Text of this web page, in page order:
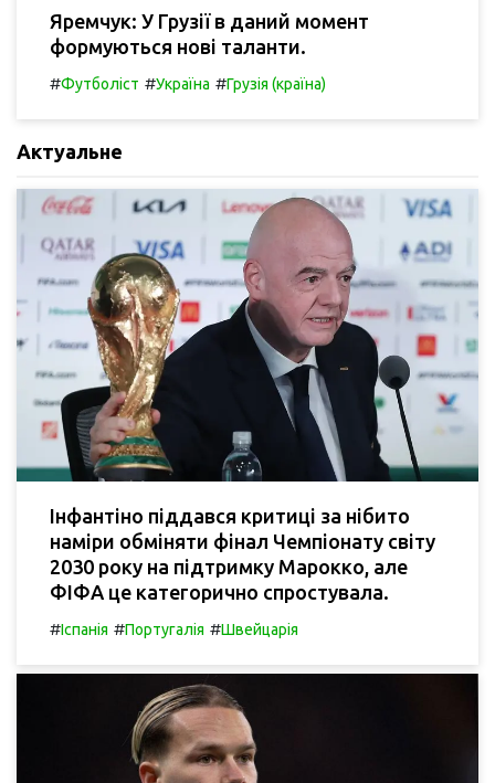
Яремчук: У Грузії в даний момент
формуються нові таланти.
#Футболіст #Україна #Грузія (країна)
Актуальне
Інфантіно піддався критиці за нібито
наміри обміняти фінал Чемпіонату світу
2030 року на підтримку Марокко, але
ФІФА це категорично спростувала.
#Іспанія #Португалія #Швейцарія